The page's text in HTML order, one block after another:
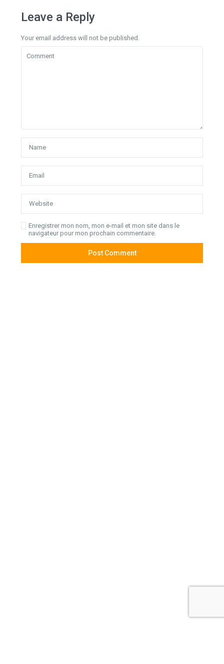
Leave a Reply
Your email address will not be published.
Enregistrer mon nom, mon e-mail et mon site dans le
navigateur pour mon prochain commentaire.